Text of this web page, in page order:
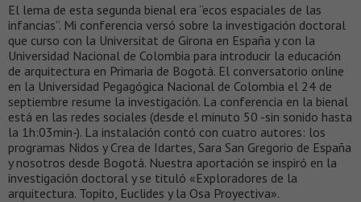
El lema de esta segunda bienal era “ecos espaciales de las
infancias”. Mi conferencia versó sobre la investigación doctoral
que curso con la Universitat de Girona en España y con la
Universidad Nacional de Colombia para introducir la educación
de arquitectura en Primaria de Bogotá. El conversatorio online
en la Universidad Pegagógica Nacional de Colombia el 24 de
septiembre resume la investigación. La conferencia en la bienal
está en las redes sociales (desde el minuto 50 -sin sonido hasta
la 1h:03min-). La instalación contó con cuatro autores: los
programas Nidos y Crea de Idartes, Sara San Gregorio de España
y nosotros desde Bogotá. Nuestra aportación se inspiró en la
investigación doctoral y se tituló «Exploradores de la
arquitectura. Topito, Euclides y la Osa Proyectiva».